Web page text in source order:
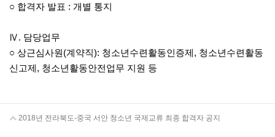
○ 합격자 발표 : 개별 통지
Ⅳ. 담당업무
○ 상근심사원(계약직): 청소년수련활동인증제, 청소년수련활동
신고제, 청소년활동안전업무 지원 등
2018년 전라북도-중국 서안 청소년 국제교류 최종 합격자 공지